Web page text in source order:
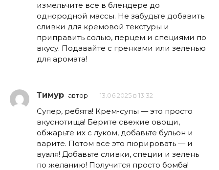
измельчите все в блендере до
однородной массы. Не забудьте добавить
сливки для кремовой текстуры и
приправить солью, перцем и специями по
вкусу. Подавайте с гренками или зеленью
для аромата!
Тимур автор 13.06.2025 в 13:32
Супер, ребята! Крем-супы — это просто
вкуснотища! Берите свежие овощи,
обжарьте их с луком, добавьте бульон и
варите. Потом все это пюрировать — и
вуаля! Добавьте сливки, специи и зелень
по желанию! Получится просто бомба!